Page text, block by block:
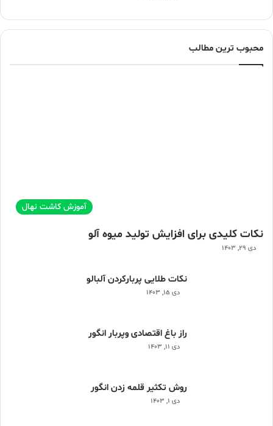
محبوب ترین مطالب
آموزش کاشت نهال
نکات کلیدی برای افزایش تولید میوه آلو
دی ۲۹, ۱۴۰۳
نکات طلایی پربارکردن آلبالو
دی ۱۵, ۱۴۰۳
راز باغ اقتصادی وپربار انگور
دی ۱۱, ۱۴۰۳
روش تکثیر قلمه زدن انگور
دی ۱, ۱۴۰۳